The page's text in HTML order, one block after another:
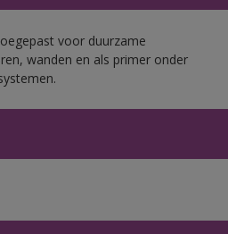
voor duurzame
wanden en als primer onder